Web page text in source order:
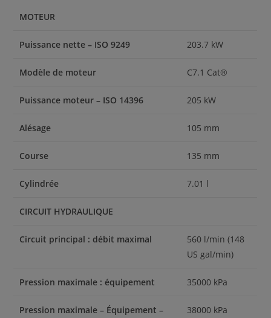
MOTEUR
Puissance nette – ISO 9249 203.7 kW
Modèle de moteur C7.1 Cat®
Puissance moteur – ISO 14396 205 kW
Alésage 105 mm
Course 135 mm
Cylindrée 7.01 l
CIRCUIT HYDRAULIQUE
Circuit principal : débit maximal
560 l/min (148
US gal/min)
Pression maximale : équipement 35000 kPa
Pression maximale – Équipement –
38000 kPa